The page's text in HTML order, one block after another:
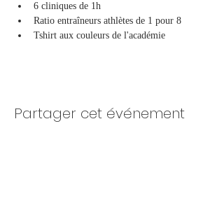
6 cliniques de 1h
Ratio entraîneurs athlètes de 1 pour 8
Tshirt aux couleurs de l'académie
Partager cet événement